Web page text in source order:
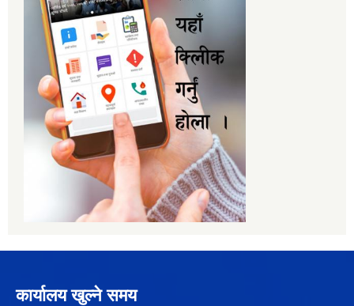
कार्यालय खुल्ने समय